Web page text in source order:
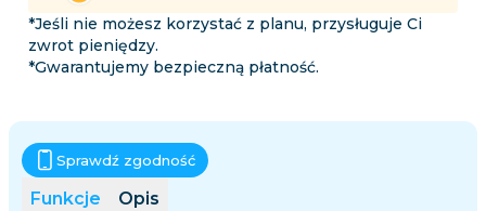
*Jeśli nie możesz korzystać z planu, przysługuje Ci
zwrot pieniędzy.
*Gwarantujemy bezpieczną płatność.
Funkcje Opis
Sprawdź zgodność